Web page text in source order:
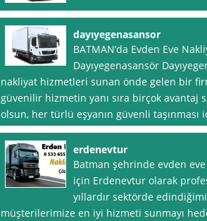
dayıyegenasansor
BATMAN’da Evden Eve
Dayıyegenasansör
nakliyat hizmetleri sunan önde gelen bir
güvenilir hizmetin yanı sıra birçok avantaj
olsun, her türlü eşyanın güvenli
erdenevtur
Batman şehrinde evden
için Erdenevtur olarak
yıllardır sektörde
müşterilerimize en iyi hizmeti sunmayı